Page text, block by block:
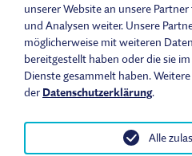
Leichte Sprache
Widerrufsbelehrung
Vertrag widerrufen
AGB
Benutzungsordnung
unserer Website an unsere
und Analysen weiter. Unsere
möglicherweise mit weiteren
bereitgestellt haben oder die sie
Dienste gesammelt haben.
der Datenschutzerklärung.
Alle